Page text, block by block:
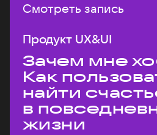
Смотреть запись
Продукт UX&UI
Зачем мне
Как
найти
в
жизни